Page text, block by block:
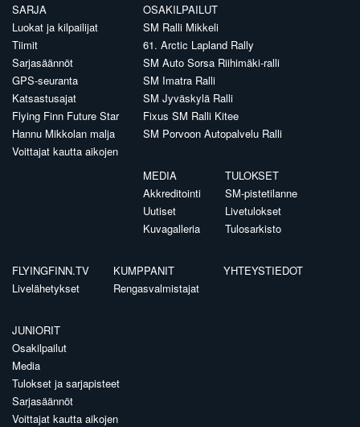
SARJA
Luokat ja kilpailijat
Tiimit
Sarjasäännöt
GPS-seuranta
Katsastusajat
Flying Finn Future Star
Hannu Mikkolan malja
Voittajat kautta aikojen
OSAKILPAILUT
SM Ralli Mikkeli
61. Arctic Lapland Rally
SM Auto Sorsa Riihimäki-ralli
SM Imatra Ralli
SM Jyväskylä Ralli
Fixus SM Ralli Kitee
SM Porvoon Autopalvelu Ralli
MEDIA
Akkreditointi
Uutiset
Kuvagalleria
TULOKSET
SM-pistetilanne
Livetulokset
Tulosarkisto
FLYINGFINN.TV
Livelähetykset
KUMPPANIT
Rengasvalmistajat
YHTEYSTIEDOT
JUNIORIT
Osakilpailut
Media
Tulokset ja sarjapisteet
Sarjasäännöt
Voittajat kautta aikojen